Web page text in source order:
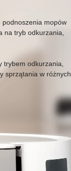
podnoszenia mopów
na tryb odkurzania,
trybem odkurzania,
sprzątania w różnych